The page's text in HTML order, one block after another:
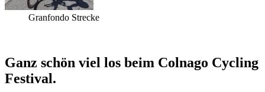
Granfondo Strecke
Ganz schön viel los beim Colnago Cycling
Festival.